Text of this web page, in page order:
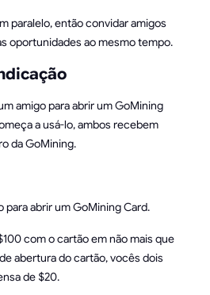
paralelo, então convidar amigos
oportunidades ao mesmo tempo.
amigo para abrir um GoMining
a usá-lo, ambos recebem
da GoMining.
para abrir um GoMining Card.
com o cartão em não mais que
abertura do cartão, vocês dois
de $20.